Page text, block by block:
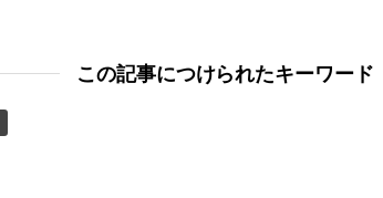
この記事につけられたキーワード